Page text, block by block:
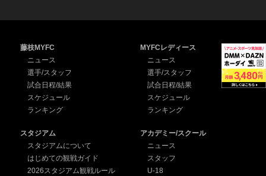
藤枝MYFC
ニュース
選手/スタッフ
試合日程/結果
スケジュール
ランキング
MYFCレディース
ニュース
選手/スタッフ
試合日程/結果
スケジュール
ランキング
スタジアム
スタジアムについて
はじめての観戦ガイド
2026スタジアム観戦ルール
アカデミー/スクール
ニュース
スタッフ
U-18